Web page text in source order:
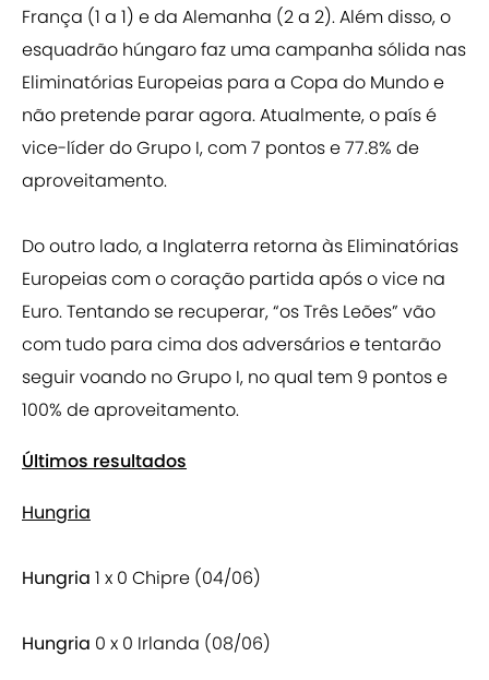
França (1 a 1) e da Alemanha (2 a 2). Além disso, o
esquadrão húngaro faz uma campanha sólida nas
Eliminatórias Europeias para a Copa do Mundo e
não pretende parar agora. Atualmente, o país é
vice-líder do Grupo I, com 7 pontos e 77.8% de
aproveitamento.
Do outro lado, a Inglaterra retorna às Eliminatórias
Europeias com o coração partida após o vice na
Euro. Tentando se recuperar, “os Três Leões” vão
com tudo para cima dos adversários e tentarão
seguir voando no Grupo I, no qual tem 9 pontos e
100% de aproveitamento.
Últimos resultados
Hungria
Hungria 1 x 0 Chipre (04/06)
Hungria 0 x 0 Irlanda (08/06)